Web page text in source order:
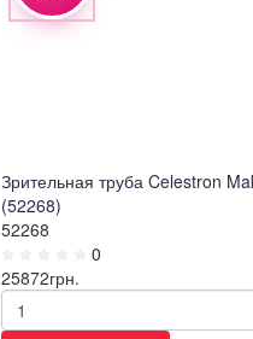
Зрительная труба Celestron
(52268)
52268
0
25872грн.